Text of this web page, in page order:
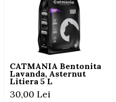
CATMANIA Bentonita
Lavanda, Asternut
Litiera 5 L
30,00 Lei